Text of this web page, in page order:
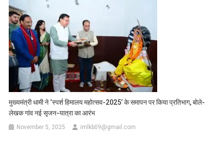
मुख्यमंत्री धामी ने ‘स्पर्श हिमालय महोत्सव-2025’ के समापन पर किया प्रतिभाग, बोले-
लेखक गांव नई सृजन-यात्रा का आरंभ
November 5, 2025 imlkb09@gmail.com